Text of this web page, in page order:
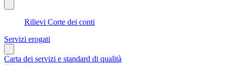
Rilievi Corte dei conti
Servizi erogati
Carta dei servizi e standard di qualità